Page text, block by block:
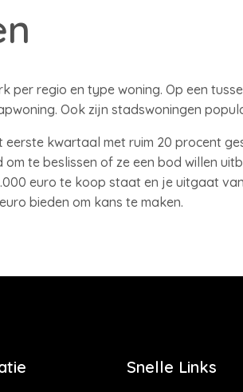
per regio en type woning. Op een
Ook zijn stadswoningen
kwartaal met ruim 20 procent
te beslissen of ze een bod willen
euro te koop staat en je uitgaat
bieden om kans te maken.
Snelle Links